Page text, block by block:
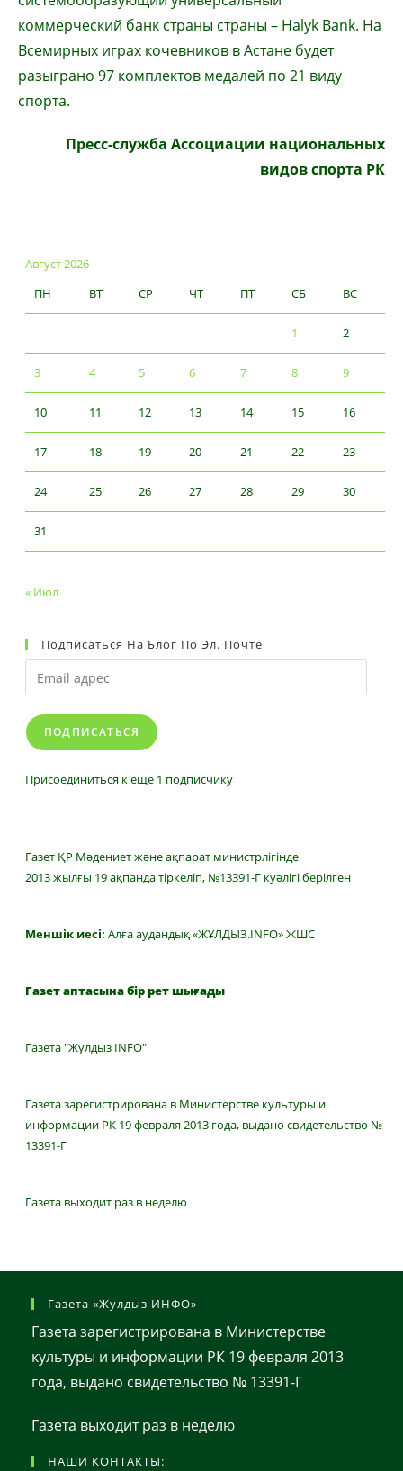
коммерческий банк страны страны – Halyk Bank. На
Всемирных играх кочевников в Астане будет
разыграно 97 комплектов медалей по 21 виду
спорта.
Пресс-служба Ассоциации национальных
видов спорта РК
Август 2026
ПН
ВТ СР ЧТ ПТ СБ ВС
1 2
3 4 5 6 7 8 9
10 11 12 13 14 15 16
17 18 19 20 21 22 23
24 25 26 27 28 29 30
31
« Июл
Подписаться На Блог По Эл. Почте
Email
адрес
ПОДПИСАТЬСЯ
Присоединиться к еще 1 подписчику
Газет ҚР Мәдениет және ақпарат министрлігінде
2013 жылғы 19 ақпанда тіркеліп, №13391-Г куәлігі берілген
Меншік иесі: Алға аудандық «ЖҰЛДЫЗ.INFO» ЖШС
Газет аптасына бір рет шығады
Газета "Жулдыз INFO"
Газета зарегистрирована в Министерстве культуры и
информации РК 19 февраля 2013 года, выдано свидетельство №
13391-Г
Газета выходит раз в неделю
Газета «Жулдыз ИНФО»
Газета зарегистрирована в Министерстве
культуры и информации РК 19 февраля 2013
года, выдано свидетельство № 13391-Г
Газета выходит раз в неделю
НАШИ КОНТАКТЫ: